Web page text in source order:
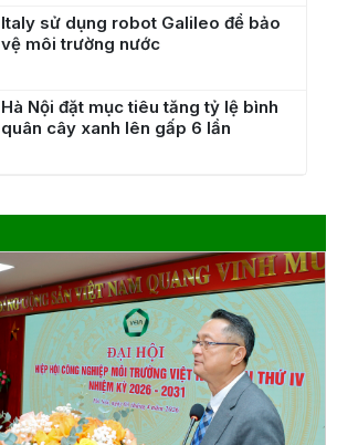
Italy sử dụng robot Galileo để bảo
vệ môi trường nước
Hà Nội đặt mục tiêu tăng tỷ lệ bình
quân cây xanh lên gấp 6 lần